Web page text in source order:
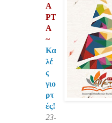
Α
ΡΤ
Α
~
Κα
λέ
ς
γιο
ρτ
ές!
23-